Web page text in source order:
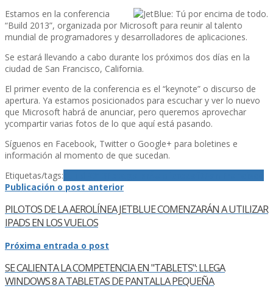
Estamos en la conferencia
“Build 2013”, organizada por Microsoft para reunir al talento
mundial de programadores y desarrolladores de aplicaciones.
Se estará llevando a cabo durante los próximos dos dí­as en la
ciudad de San Francisco, California.
El primer evento de la conferencia es el “keynote” o discurso de
apertura. Ya estamos posicionados para escuchar y ver lo nuevo
que Microsoft habrá de anunciar, pero queremos aprovechar
ycompartir varias fotos de lo que aquí­ está pasando.
Sí­guenos en Facebook, Twitter o Google+ para boletines e
información al momento de que sucedan.
Etiquetas/tags:
Publicación o post anterior
PILOTOS DE LA AEROLÍ­NEA JETBLUE COMENZARÁN A UTILIZAR
IPADS EN LOS VUELOS
Próxima entrada o post
SE CALIENTA LA COMPETENCIA EN "TABLETS": LLEGA
WINDOWS 8 A TABLETAS DE PANTALLA PEQUEÑA